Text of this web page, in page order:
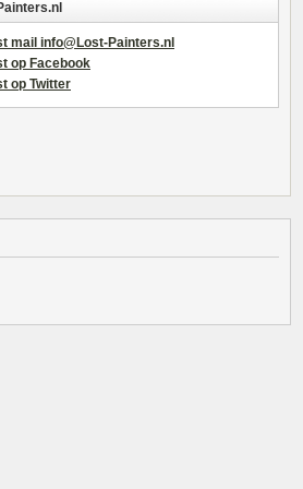
mail info@Lost-Painters.nl
op Facebook
op Twitter